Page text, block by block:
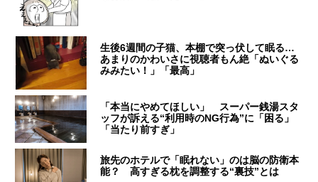
生後6週間の子猫、本棚で突っ伏して眠る…
あまりのかわいさに視聴者もん絶「ぬいぐる
みみたい！」「最高」
「本当にやめてほしい」 スーパー銭湯スタ
ッフが訴える“利用時のNG行為”に「困る」
「当たり前すぎ」
旅先のホテルで「眠れない」のは脳の防衛本
能？ 高すぎる枕を調整する“裏技”とは